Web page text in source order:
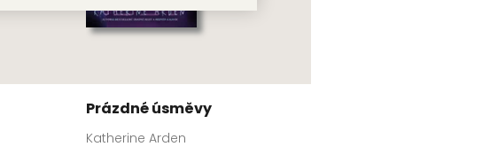
Prázdné úsměvy
Katherine Arden